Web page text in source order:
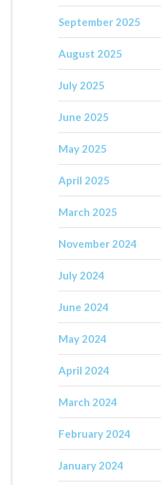
September 2025
August 2025
July 2025
June 2025
May 2025
April 2025
March 2025
November 2024
July 2024
June 2024
May 2024
April 2024
March 2024
February 2024
January 2024